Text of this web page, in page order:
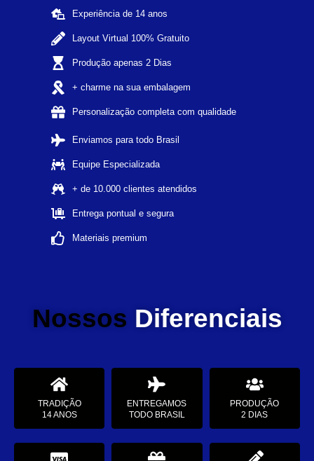
Experiência de 14 anos
Layout Virtual 100% Gratuito
Produção apenas 2 Dias
+ charme na sua embalagem
Personalização completa com qualidade
Enviamos para todo Brasil
Equipe Especializada
+ de 10.000 clientes atendidos
Entrega pontual e segura
Materiais premium
Nossos Diferenciais
TRADIÇÃO
14 ANOS
ENTREGAMOS
TODO BRASIL
PRODUÇÃO
2 DIAS